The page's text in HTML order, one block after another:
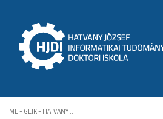
ME - GEIK - HATVANY::